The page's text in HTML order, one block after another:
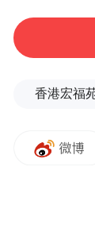
（体育课
面广的团